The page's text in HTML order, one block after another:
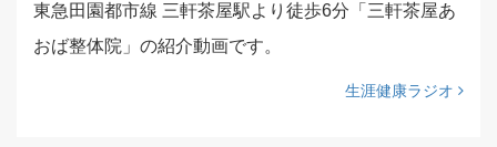
東急田園都市線 三軒茶屋駅より徒歩6分「三軒茶屋あ
おば整体院」の紹介動画です。
生涯健康ラジオ